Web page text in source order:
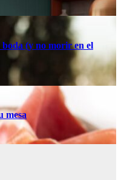
(y no morir en el
mesa